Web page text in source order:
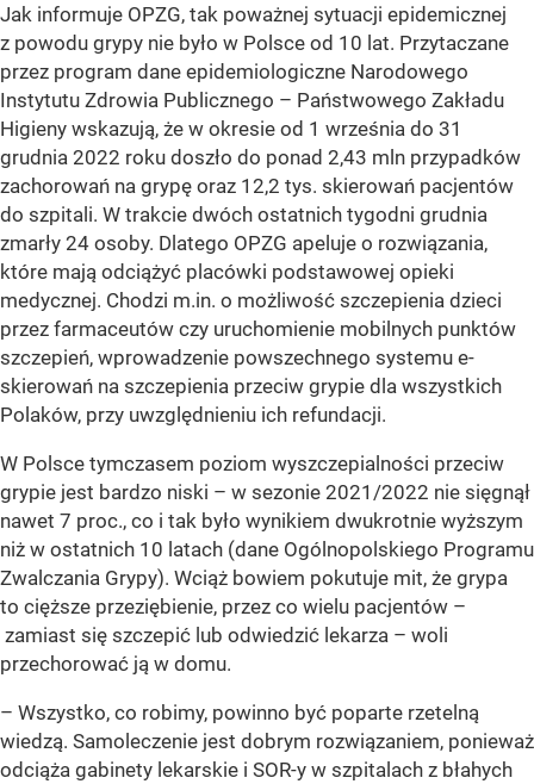
Jak informuje OPZG, tak poważnej sytuacji epidemicznej
z powodu grypy nie było w Polsce od 10 lat. Przytaczane
przez program dane epidemiologiczne Narodowego
Instytutu Zdrowia Publicznego – Państwowego Zakładu
Higieny wskazują, że w okresie od 1 września do 31
grudnia 2022 roku doszło do ponad 2,43 mln przypadków
zachorowań na grypę oraz 12,2 tys. skierowań pacjentów
do szpitali. W trakcie dwóch ostatnich tygodni grudnia
zmarły 24 osoby. Dlatego OPZG apeluje o rozwiązania,
które mają odciążyć placówki podstawowej opieki
medycznej. Chodzi m.in. o możliwość szczepienia dzieci
przez farmaceutów czy uruchomienie mobilnych punktów
szczepień, wprowadzenie powszechnego systemu e-
skierowań na szczepienia przeciw grypie dla wszystkich
Polaków, przy uwzględnieniu ich refundacji.
W Polsce tymczasem poziom wyszczepialności przeciw
grypie jest bardzo niski – w sezonie 2021/2022 nie sięgnął
nawet 7 proc., co i tak było wynikiem dwukrotnie wyższym
niż w ostatnich 10 latach (dane Ogólnopolskiego Programu
Zwalczania Grypy). Wciąż bowiem pokutuje mit, że grypa
to cięższe przeziębienie, przez co wielu pacjentów –
zamiast się szczepić lub odwiedzić lekarza – woli
przechorować ją w domu.
– Wszystko, co robimy, powinno być poparte rzetelną
wiedzą. Samoleczenie jest dobrym rozwiązaniem, ponieważ
odciąża gabinety lekarskie i SOR-y w szpitalach z błahych